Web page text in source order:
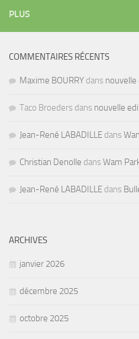
PLUS
COMMENTAIRES RÉCENTS
Maxime BOURRY dans nouvelle
Taco Broeders dans nouvelle
Jean-René LABADILLE dans
Christian Denolle dans Wam
Jean-René LABADILLE dans
ARCHIVES
janvier 2026
décembre 2025
octobre 2025